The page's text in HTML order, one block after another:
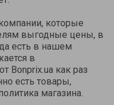
которые
выгодные цены, в
есть в нашем
в
Bonprix.ua как раз
есть товары,
магазина.